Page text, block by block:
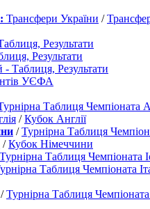
Трансфери України /
Результати
Результати
- Таблиця, Результати
УЄФА
Таблиця Чемпіоната
/Кубок Англії
/Турнірна Таблиця
/Кубок Німеччини
Турнірна Таблиця Чемпіоната
Таблиця Чемпіоната
Турнірна Таблиця